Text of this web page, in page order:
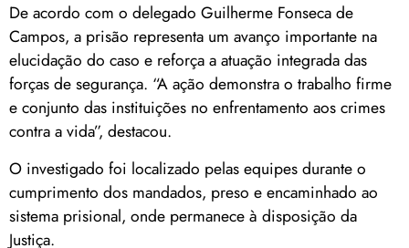
De acordo com o delegado Guilherme Fonseca de
Campos, a prisão representa um avanço importante na
elucidação do caso e reforça a atuação integrada das
forças de segurança. “A ação demonstra o trabalho firme
e conjunto das instituições no enfrentamento aos crimes
contra a vida”, destacou.
O investigado foi localizado pelas equipes durante o
cumprimento dos mandados, preso e encaminhado ao
sistema prisional, onde permanece à disposição da
Justiça.